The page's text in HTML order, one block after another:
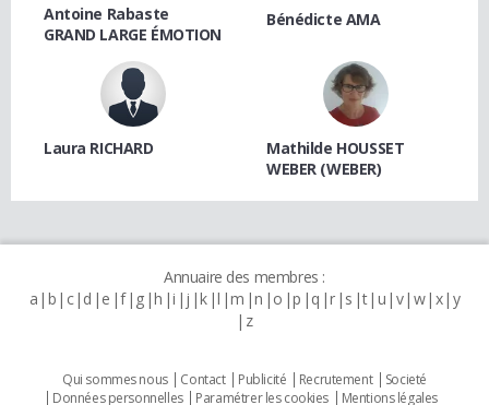
Antoine Rabaste
GRAND LARGE ÉMOTION
Bénédicte AMA
Laura RICHARD
Mathilde HOUSSET
WEBER (WEBER)
Annuaire des membres :
a b c d e f g h i j k l m n o p q r s t u v w x y
z
Qui sommes nous Contact Publicité Recrutement
Societé
Données personnelles
Paramétrer les cookies Mentions légales